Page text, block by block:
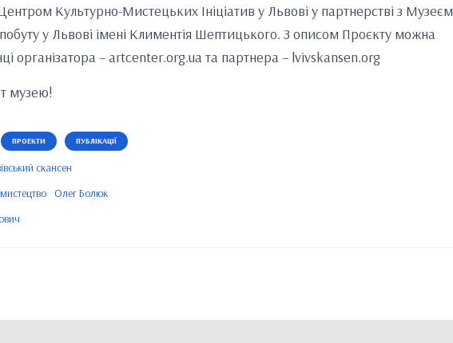
Культурно-Мистецьких Ініціатив у Львові у партнерстві з Музеєм
побуту у Львові імені Климентія Шептицького. З описом Проєкту можна
організатора – artcenter.org.ua та партнера – lvivskansen.org
музею!
ПРОЕКТИ ПУБЛІКАЦІЇ
скансен
Олег Болюк